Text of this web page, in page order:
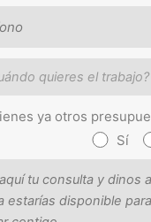
ya otros
Sí